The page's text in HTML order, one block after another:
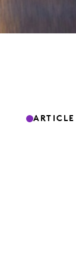
ARTICLE